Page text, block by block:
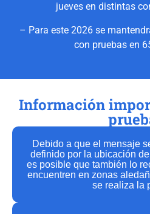
jueves en distintas
– Para este 2026 se
con pruebas en
Información
Debido a que el mensaje
definido por la ubicación
es posible que también lo
encuentren en zonas
se realiza la